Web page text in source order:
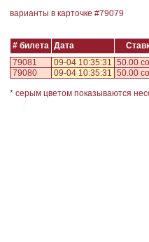
варианты в карточке #79079
# билета Дата
79081
09-04 10:35:31 50.00
79080
09-04 10:35:31 50.00
* серым цветом показываются